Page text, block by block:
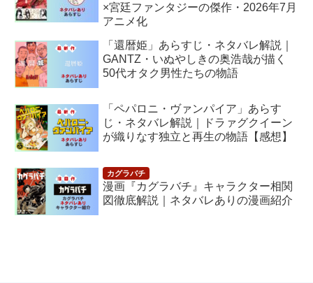
×宮廷ファンタジーの傑作・2026年7月
アニメ化
「還暦姫」あらすじ・ネタバレ解説｜
GANTZ・いぬやしきの奥浩哉が描く
50代オタク男性たちの物語
「ペパロニ・ヴァンパイア」あらす
じ・ネタバレ解説｜ドラァグクイーン
が織りなす独立と再生の物語【感想】
漫画『カグラバチ』キャラクター相関
図徹底解説｜ネタバレありの漫画紹介